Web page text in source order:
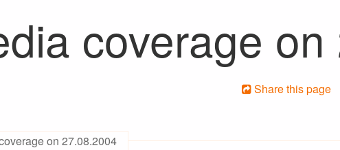
coverage
Share this page
on 27.08.2004